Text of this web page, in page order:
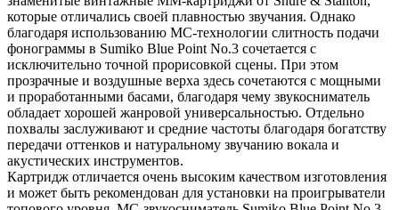
которые отличались своей плавностью звучания. Однако
благодаря использованию MC-технологии слитность подачи
фонограммы в Sumiko Blue Point No.3 сочетается с
исключительно точной прорисовкой сцены. При этом
прозрачные и воздушные верха здесь сочетаются с мощными
и проработанными басами, благодаря чему звукосниматель
обладает хорошей жанровой универсальностью. Отдельно
похвалы заслуживают и средние частоты благодаря богатству
передачи оттенков и натуральному звучанию вокала и
акустических инструментов.
Картридж отличается очень высоким качеством изготовления
и может быть рекомендован для установки на проигрыватели